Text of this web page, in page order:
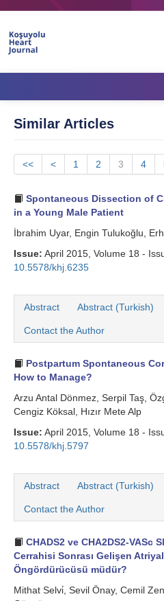
Aims & Scope
Instructions to Authors
Ethics & Policies
Contact Us
Search Articles
Similar Articles
<< < 1 2 3 4
Spontaneous Dissection of
in a Young Male Patient
İbrahim Uyar, Engin Tulukoğlu,
Issue: April 2015, Volume 18 -
10.5578/khj.6235
Abstract Abstract (Turkish)
Contact the Author
Postpartum Spontaneous
How to Manage?
Arzu Antal Dönmez, Serpil Taş,
Cengiz Köksal, Hızır Mete Alp
Issue: April 2015, Volume 18 -
10.5578/khj.5797
Abstract Abstract (Turkish)
Contact the Author
CHADS2 ve CHA2DS2-VASc
Cerrahisi Sonrası Gelişen
Öngördürücüsü müdür?
Mithat Selvi̇, Sevil Önay, Cemil